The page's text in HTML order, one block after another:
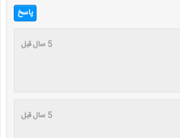
پاسخ
5 سال قبل
5 سال قبل